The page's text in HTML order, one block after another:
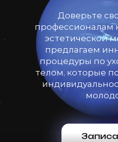
Доверьте
профессионалам
эстетической
предлагаем
процедуры по
телом, которые